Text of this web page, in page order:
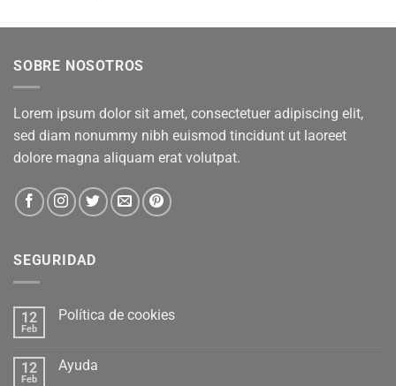
con
SOBRE NOSOTROS
Lorem ipsum dolor sit amet, consectetuer adipiscing elit,
sed diam nonummy nibh euismod tincidunt ut laoreet
dolore magna aliquam erat volutpat.
SEGURIDAD
12
Feb
Política de cookies
12
Feb
Ayuda